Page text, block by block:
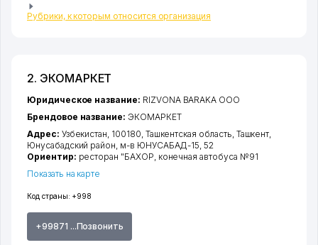
Рубрики, к которым относится организация
2. ЭКОМАРКЕТ
Код страны: +998
+99871 ...Позвонить
Юридическое название: RIZVONA BARAKA ООО
Брендовое название: ЭКОМАРКЕТ
Адрес: Узбекистан, 100180, Ташкентская область, Ташкент,
Юнусабадский район, м-в ЮНУСАБАД-15, 52
Ориентир: ресторан "БАХОР, конечная автобуса №91
Показать на карте